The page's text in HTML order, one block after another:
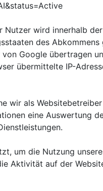
Nutzer wird innerhalb
des
Google übertragen
übermittelte IP-
wir als
eine Auswertung
um die Nutzung
Aktivität auf der